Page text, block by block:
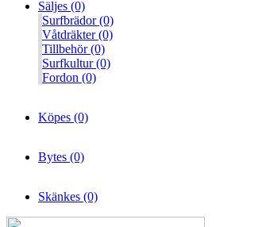
Säljes (0)
Surfbrädor (0)
Våtdräkter (0)
Tillbehör (0)
Surfkultur (0)
Fordon (0)
Köpes (0)
Bytes (0)
Skänkes (0)